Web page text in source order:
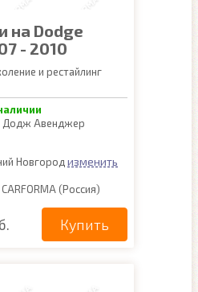
на Dodge
- 2010
и рестайлинг
Додж Авенджер
Новгород изменить
CARFORMA (Россия)
Купить